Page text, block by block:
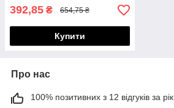
392,85 ₴ 654,75 ₴
Купити
Про нас
100% позитивних з 12 відгуків за рік